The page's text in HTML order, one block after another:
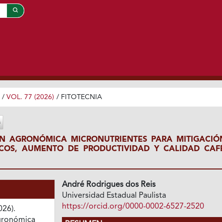
/ VOL. 77 (2026) / FITOTECNIA
AGRONÓMICA MICRONUTRIENTES PARA
AUMENTO DE PRODUCTIVIDAD Y CALIDAD
André Rodrigues dos Reis
Universidad Estadual Paulista
https://orcid.org/0000-0002-6527-2520